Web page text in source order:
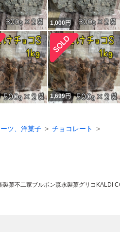
1,000円
1,699円
ツ、洋菓子
チョコレート
製菓不二家ブルボン森永製菓グリコ KALDI